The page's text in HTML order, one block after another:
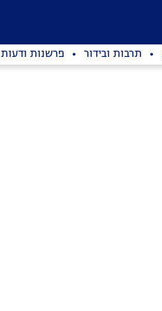
תרבות ובידור פרשנות ודעות